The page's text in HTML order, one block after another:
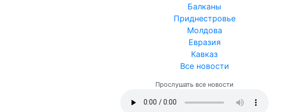
Балканы
Приднестровье
Молдова
Евразия
Кавказ
Все новости
Прослушать все новости